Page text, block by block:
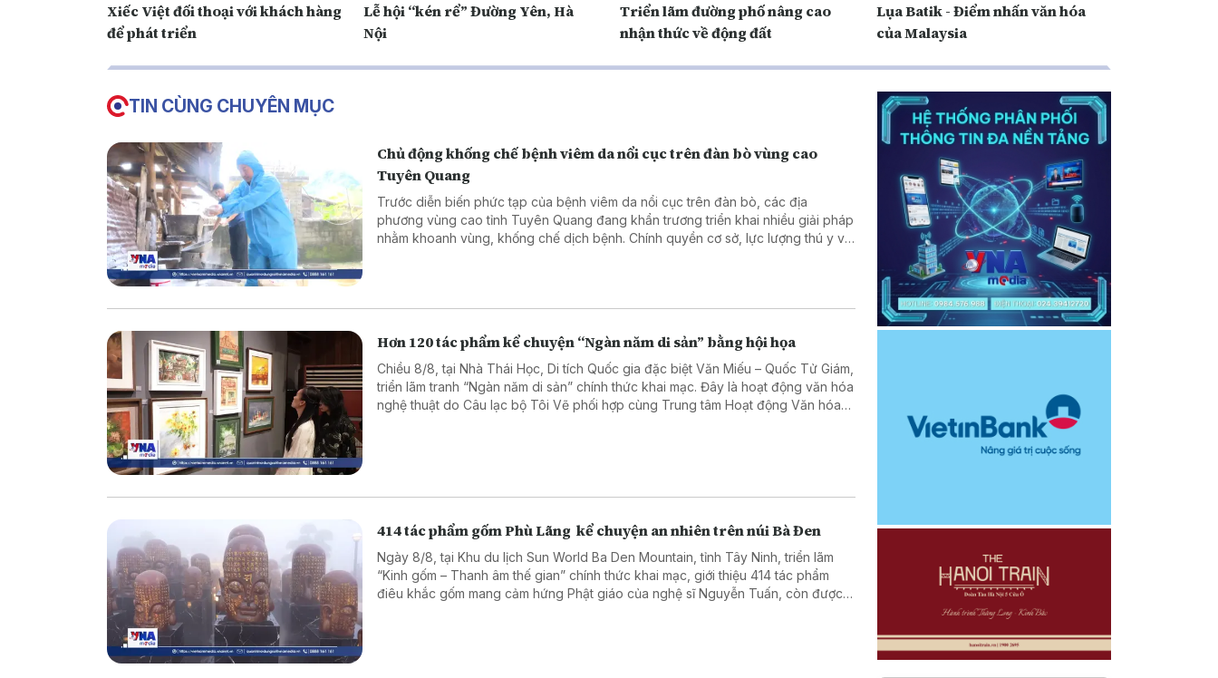
Xiếc Việt đối thoại với khách hàng
để phát triển
Lễ hội “kén rể” Đường Yên, Hà
Nội
Triển lãm đường phố nâng cao
nhận thức về động đất
Lụa Batik - Điểm nhấn văn hóa
của Malaysia
TIN CÙNG CHUYÊN MỤC
Chủ động khống chế bệnh viêm da nổi cục trên đàn bò vùng cao
Tuyên Quang
Trước diễn biến phức tạp của bệnh viêm da nổi cục trên đàn bò, các địa
phương vùng cao tỉnh Tuyên Quang đang khẩn trương triển khai nhiều giải pháp
nhằm khoanh vùng, khống chế dịch bệnh. Chính quyền cơ sở, lực lượng thú y và
Hơn 120 tác phẩm kể chuyện “Ngàn năm di sản” bằng hội họa
Chiều 8/8, tại Nhà Thái Học, Di tích Quốc gia đặc biệt Văn Miếu – Quốc Tử Giám,
triển lãm tranh “Ngàn năm di sản” chính thức khai mạc. Đây là hoạt động văn hóa
nghệ thuật do Câu lạc bộ Tôi Vẽ phối hợp cùng Trung tâm Hoạt động Văn hóa
414 tác phẩm gốm Phù Lãng kể chuyện an nhiên trên núi Bà Đen
Ngày 8/8, tại Khu du lịch Sun World Ba Den Mountain, tỉnh Tây Ninh, triển lãm
“Kinh gốm – Thanh âm thế gian” chính thức khai mạc, giới thiệu 414 tác phẩm
điêu khắc gốm mang cảm hứng Phật giáo của nghệ sĩ Nguyễn Tuấn, còn được